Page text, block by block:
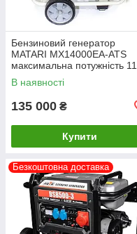
Бензиновий генератор
MATARI MX14000EA-ATS
максимальна потужність 11
кВт
В наявності
135 000 ₴
Купити
Безкоштовна доставка